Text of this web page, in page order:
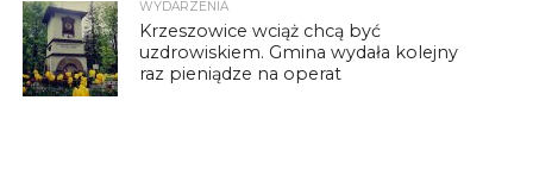
WYDARZENIA
Krzeszowice wciąż chcą być
uzdrowiskiem. Gmina wydała kolejny
raz pieniądze na operat